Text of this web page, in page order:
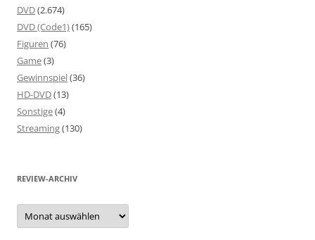
DVD(2.674)
DVD (Code1)(165)
Figuren (76)
Game(3)
Gewinnspiel(36)
HD-DVD(13)
Sonstige(4)
Streaming(130)
REVIEW-ARCHIV
Review-
Archiv